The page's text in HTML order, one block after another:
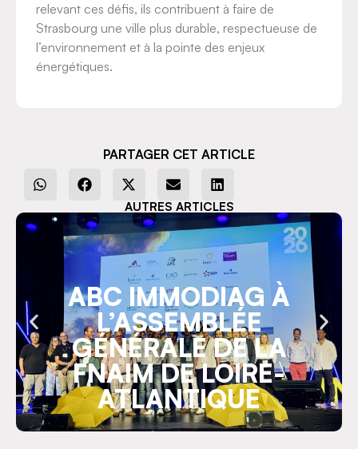
relevant ces défis, ils contribuent à faire de
Strasbourg une ville plus durable, respectueuse de
l’environnement et à la pointe des enjeux
énergétiques.
PARTAGER CET ARTICLE
AUTRES ARTICLES
ABC IMMODIAG À
L’ASSEMBLÉE
GÉNÉRALE DE LA
FNAIM DE LOIRE-
ATLANTIQUE